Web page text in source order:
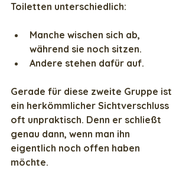
Toiletten unterschiedlich:
Manche wischen sich ab,
während sie noch sitzen.
Andere stehen dafür auf.
Gerade für diese zweite Gruppe ist
ein herkömmlicher Sichtverschluss
oft unpraktisch. Denn er schließt
genau dann, wenn man ihn
eigentlich noch offen haben
möchte.